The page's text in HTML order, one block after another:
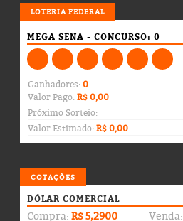
LOTERIA
MEGA SENA - CONCURSO: 0
LOTERIA FEDERAL
Ganhadores:0
Valor Pago:R$ 0,00
Próximo Sorteio:
Valor Estimado:R$ 0,00
COTAÇÕES
DÓLAR COMERCIAL
Compra: R$ 5,2900 Venda: